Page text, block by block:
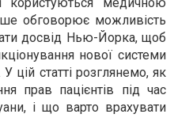
обговорює можливість
досвід Нью-Йорка, щоб
нової системи
У цій статті розглянемо, як
прав пацієнтів під час
і що варто врахувати